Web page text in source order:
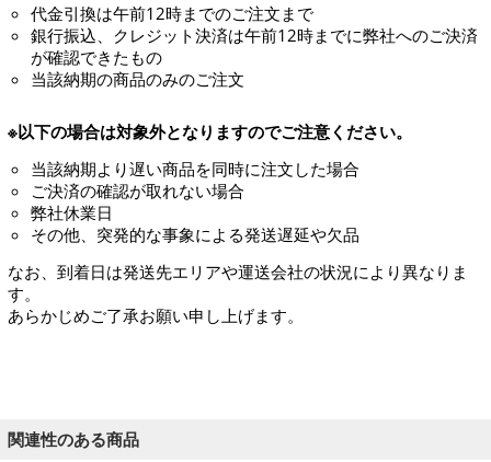
代金引換は午前12時までのご注文まで
銀行振込、クレジット決済は午前12時までに弊社へのご決済
が確認できたもの
当該納期の商品のみのご注文
※以下の場合は対象外となりますのでご注意ください。
当該納期より遅い商品を同時に注文した場合
ご決済の確認が取れない場合
弊社休業日
その他、突発的な事象による発送遅延や欠品
なお、到着日は発送先エリアや運送会社の状況により異なりま
す。
あらかじめご了承お願い申し上げます。
関連性のある商品